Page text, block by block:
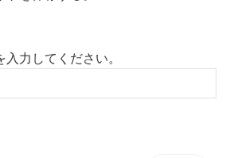
力してください。